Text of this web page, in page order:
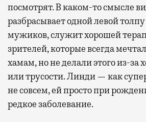
посмотрят. В каком-то смысле
разбрасывает одной левой
мужиков, служит хорошей
зрителей, которые всегда
хамам, но не делали этого из-за
или трусости. Линди — как
не совсем, ей просто при
редкое заболевание.